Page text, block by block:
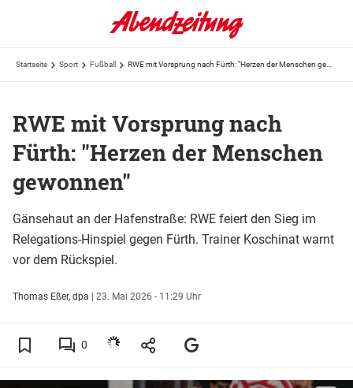
Startseite Sport Fußball
RWE mit Vorsprung nach
Fürth: "Herzen der Menschen
gewonnen"
Gänsehaut an der Hafenstraße: RWE feiert den Sieg im
Relegations-Hinspiel gegen Fürth. Trainer Koschinat warnt
vor dem Rückspiel.
Thomas Eßer, dpa | 23. Mai 2026 - 11:29 Uhr
0